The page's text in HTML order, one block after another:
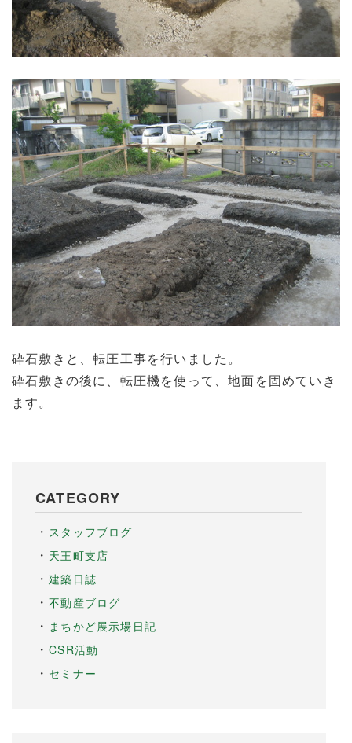
砕石敷きと、転圧工事を行いました。
砕石敷きの後に、転圧機を使って、地面を固めていき
ます。
CATEGORY
スタッフブログ
天王町支店
建築日誌
不動産ブログ
まちかど展示場日記
CSR活動
セミナー